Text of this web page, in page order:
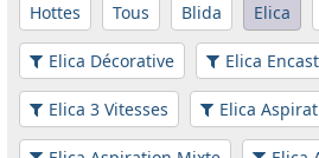
Hottes Tous Blida Elica
Elica Décorative Elica
Elica 3 Vitesses Elica